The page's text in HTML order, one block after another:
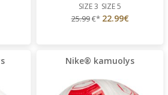
SIZE 3 SIZE 5
25.99€* 22.99€
Nike® kamuolys